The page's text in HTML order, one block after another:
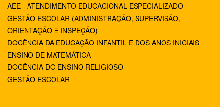
AEE - ATENDIMENTO EDUCACIONAL ESPECIALIZADO
GESTÃO ESCOLAR (ADMINISTRAÇÃO, SUPERVISÃO,
ORIENTAÇÃO E INSPEÇÃO)
DOCÊNCIA DA EDUCAÇÃO INFANTIL E DOS ANOS INICIAIS
ENSINO DE MATEMÁTICA
DOCÊNCIA DO ENSINO RELIGIOSO
GESTÃO ESCOLAR